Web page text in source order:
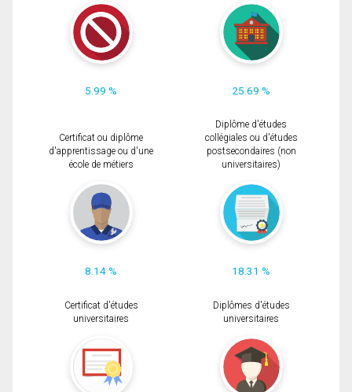
5.99 % 25.69 %
Certificat ou diplôme
d'apprentissage ou d'une
école de métiers
8.14 %
Diplôme d'études
collégiales ou d'études
postsecondaires (non
universitaires)
18.31 %
Certificat d'études
universitaires
Diplômes d'études
universitaires